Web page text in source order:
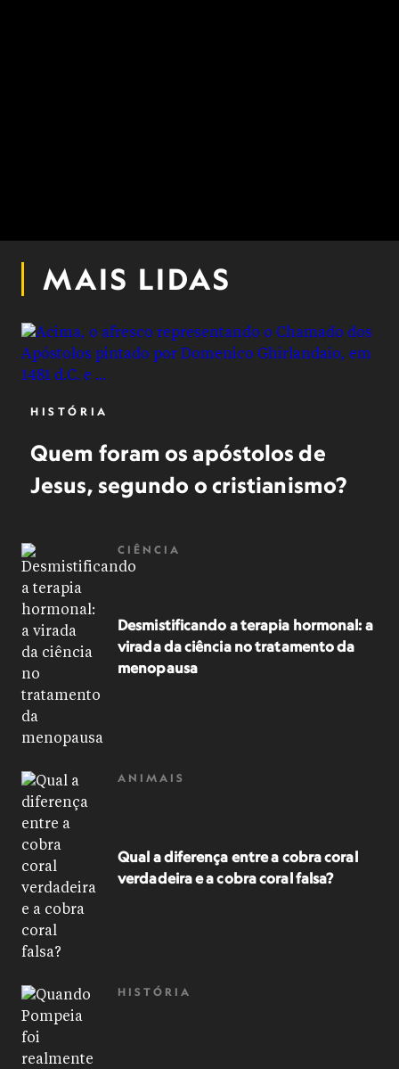
MAIS LIDAS
HISTÓRIA
Quem foram os apóstolos de
Jesus, segundo o cristianismo?
CIÊNCIA
Desmistificando a terapia hormonal: a
virada da ciência no tratamento da
menopausa
ANIMAIS
Qual a diferença entre a cobra coral
verdadeira e a cobra coral falsa?
HISTÓRIA